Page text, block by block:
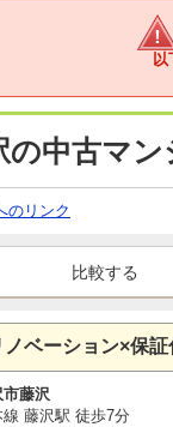
以
の中古マ
のリンク
ベーション×保
市藤沢
線 藤沢駅 徒歩7分